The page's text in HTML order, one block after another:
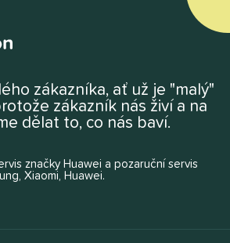
zákazníka, ať už je "malý"
zákazník nás živí a na
dělat to, co nás baví.
značky Huawei a pozaruční servis
Xiaomi, Huawei.